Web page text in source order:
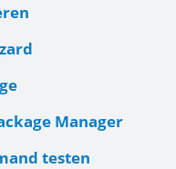
Manager
testen